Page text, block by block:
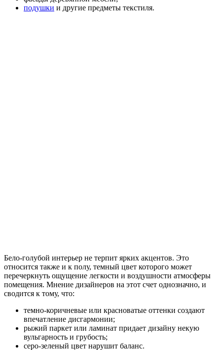
подушки и другие предметы текстиля.
Бело-голубой интерьер не терпит ярких акцентов. Это
относится также и к полу, темный цвет которого может
перечеркнуть ощущение легкости и воздушности атмосферы
помещения. Мнение дизайнеров на этот счет однозначно, и
сводится к тому, что:
темно-коричневые или красноватые оттенки создают
впечатление дисгармонии;
рыжий паркет или ламинат придает дизайну некую
вульгарность и грубость;
серо-зеленый цвет нарушит баланс.